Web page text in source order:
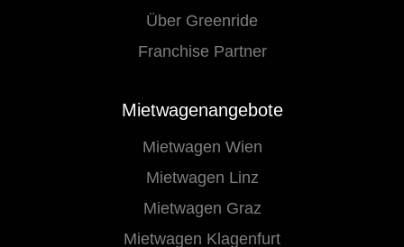
Über Greenride
Franchise Partner
Mietwagenangebote
Mietwagen Wien
Mietwagen Linz
Mietwagen Graz
Mietwagen Klagenfurt